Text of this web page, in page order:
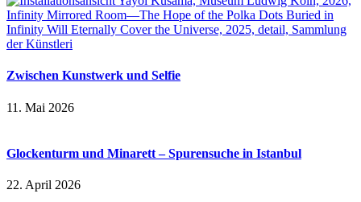
Zwischen Kunstwerk und Selfie
11. Mai 2026
Glockenturm und Minarett – Spurensuche in Istanbul
22. April 2026